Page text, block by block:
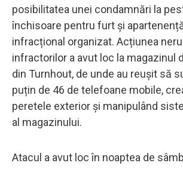
posibilitatea unei condamnări la
închisoare pentru furt și
infracțional organizat. Acțiunea
infractorilor a avut loc la magazinul
din Turnhout, de unde au reușit să
puțin de 46 de telefoane mobile,
peretele exterior și manipulând
al magazinului.
Atacul a avut loc în noaptea de